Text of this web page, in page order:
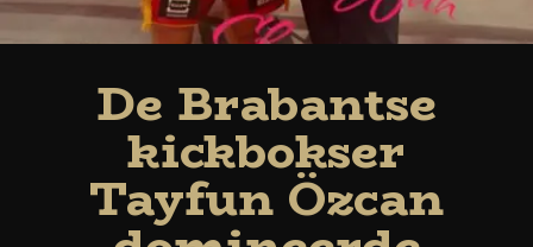
De Brabantse
kickbokser
Tayfun Özcan